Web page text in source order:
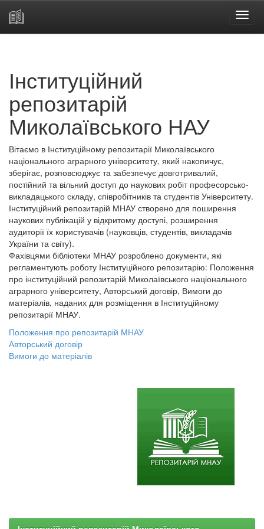
Інституційний
репозитарій
Миколаївського НАУ
Вітаємо в Інституційному репозитарії Миколаївського
національного аграрного університету, який накопичує,
зберігає, розповсюджує та забезпечує довготривалий,
постійний та вільний доступ до наукових робіт професорсько-
викладацького складу, співробітників та студентів Університету.
Інституційний репозитарій МНАУ створено для поширення
наукових публікацій у відкритому доступі, розширення
аудиторії їх користувачів (науковців, студентів, викладачів
України та світу).
Фахівцями бібліотеки МНАУ розроблено документи, які
регламентують роботу Інституційного репозитарію: Положення
про інституційний репозитарій Миколаївського національного
аграрного університету, Авторський договір, Вимоги до
матеріалів, наданих для розміщення в Інституційному
репозитарії МНАУ.
Положення про репозитарій МНАУ
Авторський договір
Вимоги до матеріалів